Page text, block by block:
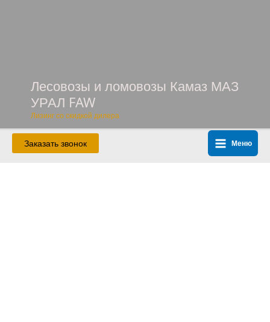
Лесовозы и ломовозы Камаз МАЗ
УРАЛ FAW
Лизинг со скидкой дилера
Заказать звонок
Main
Меню